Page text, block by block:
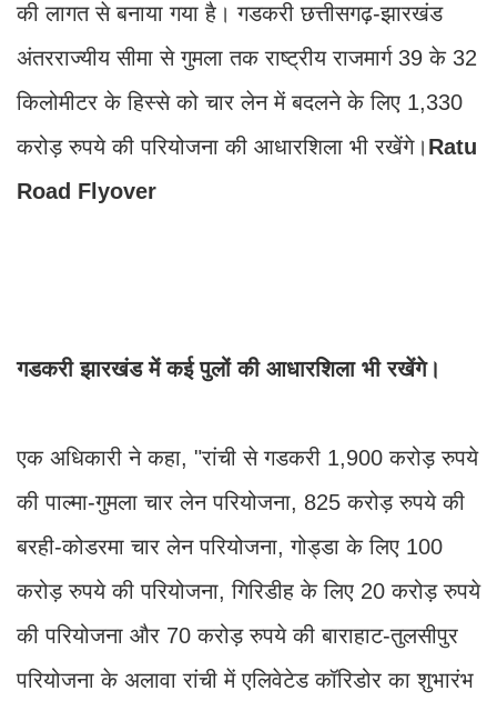
की लागत से बनाया गया है। गडकरी छत्तीसगढ़-झारखंड
अंतरराज्यीय सीमा से गुमला तक राष्ट्रीय राजमार्ग 39 के 32
किलोमीटर के हिस्से को चार लेन में बदलने के लिए 1,330
करोड़ रुपये की परियोजना की आधारशिला भी रखेंगे। Ratu
Road Flyover
गडकरी झारखंड में कई पुलों की आधारशिला भी रखेंगे।
एक अधिकारी ने कहा, "रांची से गडकरी 1,900 करोड़ रुपये
की पाल्मा-गुमला चार लेन परियोजना, 825 करोड़ रुपये की
बरही-कोडरमा चार लेन परियोजना, गोड्डा के लिए 100
करोड़ रुपये की परियोजना, गिरिडीह के लिए 20 करोड़ रुपये
की परियोजना और 70 करोड़ रुपये की बाराहाट-तुलसीपुर
परियोजना के अलावा रांची में एलिवेटेड कॉरिडोर का शुभारंभ